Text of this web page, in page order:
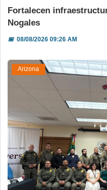
Fortalecen
Nogales
📅08/08/2026 09:26 AM
Arizona